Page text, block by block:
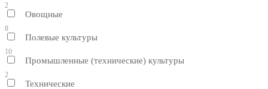
2
Овощные
8
Полевые культуры
10
Промышленные (технические) культуры
2
Технические